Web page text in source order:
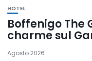
HOTEL
Boffenigo The
charme sul
Agosto 2026